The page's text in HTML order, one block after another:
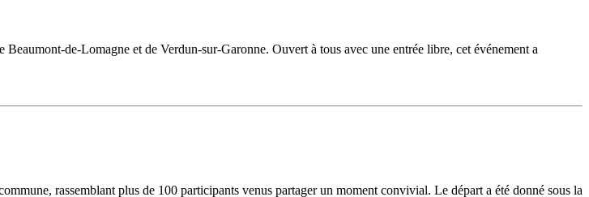
de-Lomagne et de Verdun-sur-Garonne. Ouvert à tous avec une entrée libre, cet événement a
rassemblant plus de 100 participants venus partager un moment convivial. Le départ a été donné sous la